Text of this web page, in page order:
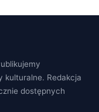
kulturalne. Redakcja
dostępnych